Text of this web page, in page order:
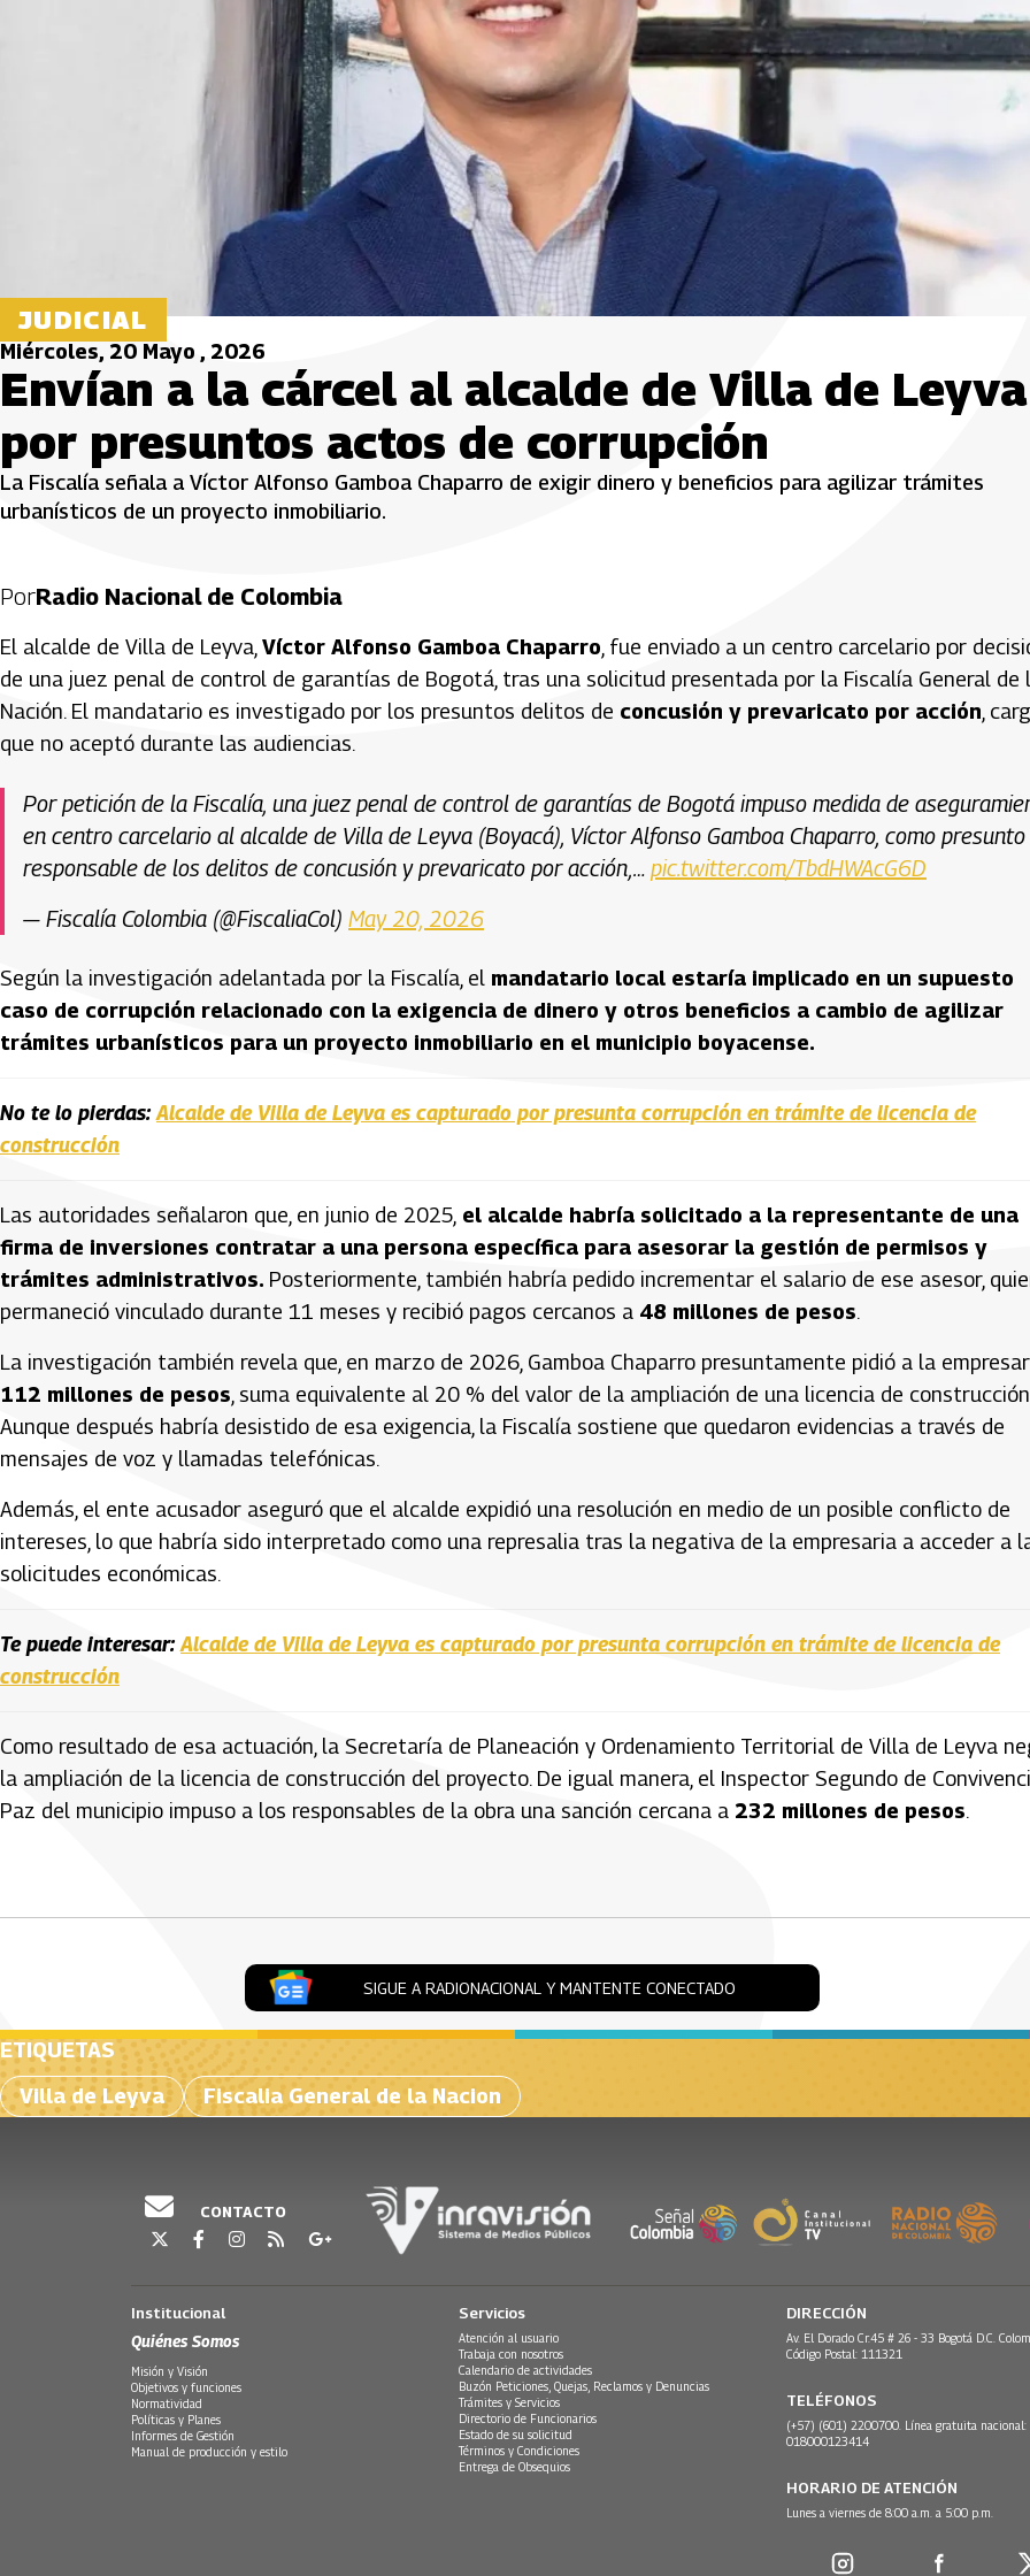
JUDICIAL
Miércoles, 20 Mayo , 2026
Envían a la cárcel al alcalde de Villa de Leyva
por presuntos actos de corrupción
La Fiscalía señala a Víctor Alfonso Gamboa Chaparro de exigir dinero y beneficios para agilizar trámites
urbanísticos de un proyecto inmobiliario.
PorRadio Nacional de Colombia
El alcalde de Villa de Leyva Víctor Alfonso Gamboa Chaparro , fue enviado a un centro carcelario por
de una juez penal de control de garantías de Bogotá, tras una solicitud presentada por la Fiscalía General de
Nación. El mandatario es investigado por los presuntos delitos de concusión y prevaricato por acción ,
que no aceptó durante las audiencias.
Por petición de la Fiscalía, una juez penal de control de garantías de Bogotá impuso medida de
en centro carcelario al alcalde de Villa de Leyva (Boyacá), Víctor Alfonso Gamboa Chaparro, como presunto
responsable de los delitos de concusión y prevaricato por acción,… pic.twitter.com/TbdHWAcG6D
— Fiscalía Colombia (@FiscaliaCol) May 20, 2026
Según la investigación adelantada por la Fiscalía, el mandatario local estaría implicado en un supuesto
caso de corrupción relacionado con la exigencia de dinero y otros beneficios a cambio de agilizar
trámites urbanísticos para un proyecto inmobiliario en el municipio boyacense.
No te lo pierdas: Alcalde de Villa de Leyva es capturado por presunta corrupción en trámite de licencia de
construcción
Las autoridades señalaron que, en junio de 2025, el alcalde habría solicitado a la representante de una
firma de inversiones contratar a una persona específica para asesorar la gestión de permisos y
trámites administrativos. Posteriormente, también habría pedido incrementar el salario de ese asesor,
permaneció vinculado durante 11 meses y recibió pagos cercanos a 48 millones de pesos.
La investigación también revela que, en marzo de 2026, Gamboa Chaparro presuntamente pidió a la
112 millones de pesos , suma equivalente al 20 % del valor de la ampliación de una licencia de
Aunque después habría desistido de esa exigencia, la Fiscalía sostiene que quedaron evidencias a través de
mensajes de voz y llamadas telefónicas.
Además, el ente acusador aseguró que el alcalde expidió una resolución en medio de un posible conflicto de
intereses, lo que habría sido interpretado como una represalia tras la negativa de la empresaria a acceder a
solicitudes económicas.
Te puede interesar: Alcalde de Villa de Leyva es capturado por presunta corrupción en trámite de licencia de
construcción
Como resultado de esa actuación, la Secretaría de Planeación y Ordenamiento Territorial de Villa de Leyva
la ampliación de la licencia de construcción del proyecto. De igual manera, el Inspector Segundo de
Paz del municipio impuso a los responsables de la obra una sanción cercana a 232 millones de pesos.
SIGUE A RADIONACIONAL Y MANTENTE CONECTADO
ETIQUETAS
Villa de Leyva
Fiscalia General de la Nacion
CONTACTO
Institucional
Quiénes Somos
Misión y Visión
Objetivos y funciones
Normatividad
Políticas y Planes
Informes de Gestión
Manual de producción y estilo
Servicios
Atención al usuario
Trabaja con nosotros
Calendario de actividades
Buzón Peticiones, Quejas, Reclamos y Denuncias
Trámites y Servicios
Directorio de Funcionarios
Estado de su solicitud
Términos y Condiciones
Entrega de Obsequios
DIRECCIÓN
Av. El Dorado Cr.45 # 26 - 33 Bogotá D.C.
Código Postal: 111321
TELÉFONOS
(+57) (601) 2200700. Línea gratuita nacional:
018000123414
HORARIO DE ATENCIÓN
Lunes a viernes de 8:00 a.m. a 5:00 p.m.